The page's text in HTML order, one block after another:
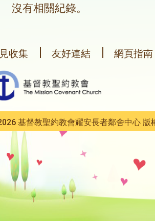
沒有相關紀錄。
收集 友好連結 網頁指南
基督教聖約教會耀安長者鄰舍中心 版